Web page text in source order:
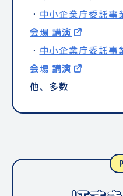
・ 中小企業庁委託事
会場 講演
・ 中小企業庁委託事
会場 講演
他、多数
・ジェイキャリア
験 定期講演
・建設DX展
・JAPAN DIYショー
・公社・ 建築積算
ポジウム 司会
・プライベートイベ
東京モーターショ
た！）
・マイナビニュース
YouTube「ITすき
1年目の自分
・U29 -juniku-：
・AbemaTV「Wの
BizRobo! eラー